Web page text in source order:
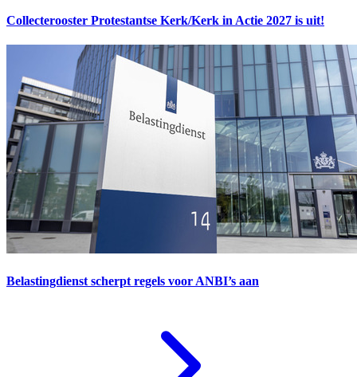
Collecterooster Protestantse Kerk/Kerk in Actie 2027 is uit!
Belastingdienst scherpt regels voor ANBI’s aan